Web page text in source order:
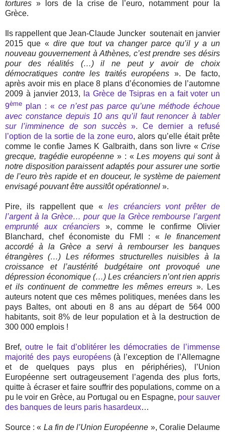
tortures » lors de la crise de l’euro, notamment pour la
Grèce.
Ils rappellent que Jean-Claude Juncker soutenait en janvier
2015 que « dire que tout va changer parce qu’il y a un
nouveau gouvernement à Athènes, c’est prendre ses désirs
pour des réalités (…) il ne peut y avoir de choix
démocratiques contre les traités européens ». De facto,
après avoir mis en place 8 plans d’économies de l’automne
2009 à janvier 2013,
la Grèce de Tsipras en a fait voter un
9ème plan : « ce n’est pas parce qu’une méthode échoue
avec constance depuis 10 ans qu’il faut renoncer à tabler
sur l’imminence de son succès». Ce dernier a refusé
l’option de la sortie de la zone euro, alors qu’elle était prête
comme le confie James K Galbraith, dans son livre « Crise
grecque, tragédie européenne» : «Les moyens qui sont à
notre disposition paraissent adaptés pour assurer une sortie
de l’euro très rapide et en douceur, le système de paiement
envisagé pouvant être aussitôt opérationnel ».
Pire, ils rappellent que « les créanciers vont prêter de
l’argent à la Grèce… pour que la Grèce rembourse l’argent
emprunté aux créanciers », comme le confirme Olivier
Blanchard, chef économiste du FMI : « le financement
accordé à la Grèce a servi à rembourser les banques
étrangères (…) Les réformes structurelles nuisibles à la
croissance et l’austérité budgétaire ont provoqué une
dépression économique (…) Les créanciers n’ont rien appris
et ils continuent de commettre les mêmes erreurs ». Les
auteurs notent que ces mêmes politiques, menées dans les
pays Baltes, ont abouti en 8 ans au départ de 564 000
habitants, soit 8% de leur population et à la destruction de
300 000 emplois !
Bref, outre le fait d’oblitérer les démocraties de l’immense
majorité des pays européens(à l’exception de l’Allemagne
et de quelques pays plus en périphéries), l’Union
Européenne sert outrageusement l’agenda des plus forts,
quitte à écraser et faire souffrir des populations, comme on a
pu le voir en Grèce, au Portugal ou en Espagne, pour sauver
des banques de leurs paris hasardeux…
Source : « La fin de l’Union Européenne », Coralie Delaume